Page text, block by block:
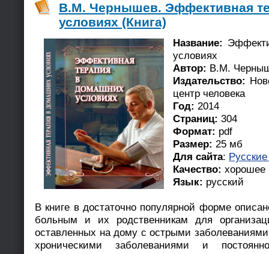
В.М. Чернышев. Эффективная
условиях (Книга)
Название:
условиях
Автор: В.М.
Издательство:
центр человека
Год: 2014
Страниц: 304
Формат: pdf
Размер: 25 мб
Для сайта: Русские
Качество: хорошее
Язык: русский
В книге в достаточно популярной форме
больным и их родственникам для
оставленных на дому с острыми
хроническими заболеваниями и